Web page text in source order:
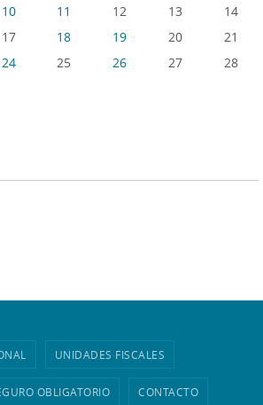
10 11 12 13
14
17 18 19 20
21
24 25 26 27
28
UNIDADES FISCALES
OBLIGATORIO CONTACTO